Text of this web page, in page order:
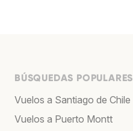
BÚSQUEDAS POPULARES
Vuelos a Santiago de Chile
Vuelos a Puerto Montt